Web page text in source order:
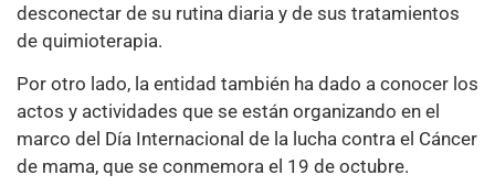
desconectar de su rutina diaria y de sus tratamientos
de quimioterapia.
Por otro lado, la entidad también ha dado a conocer los
actos y actividades que se están organizando en el
marco del Día Internacional de la lucha contra el Cáncer
de mama, que se conmemora el 19 de octubre.